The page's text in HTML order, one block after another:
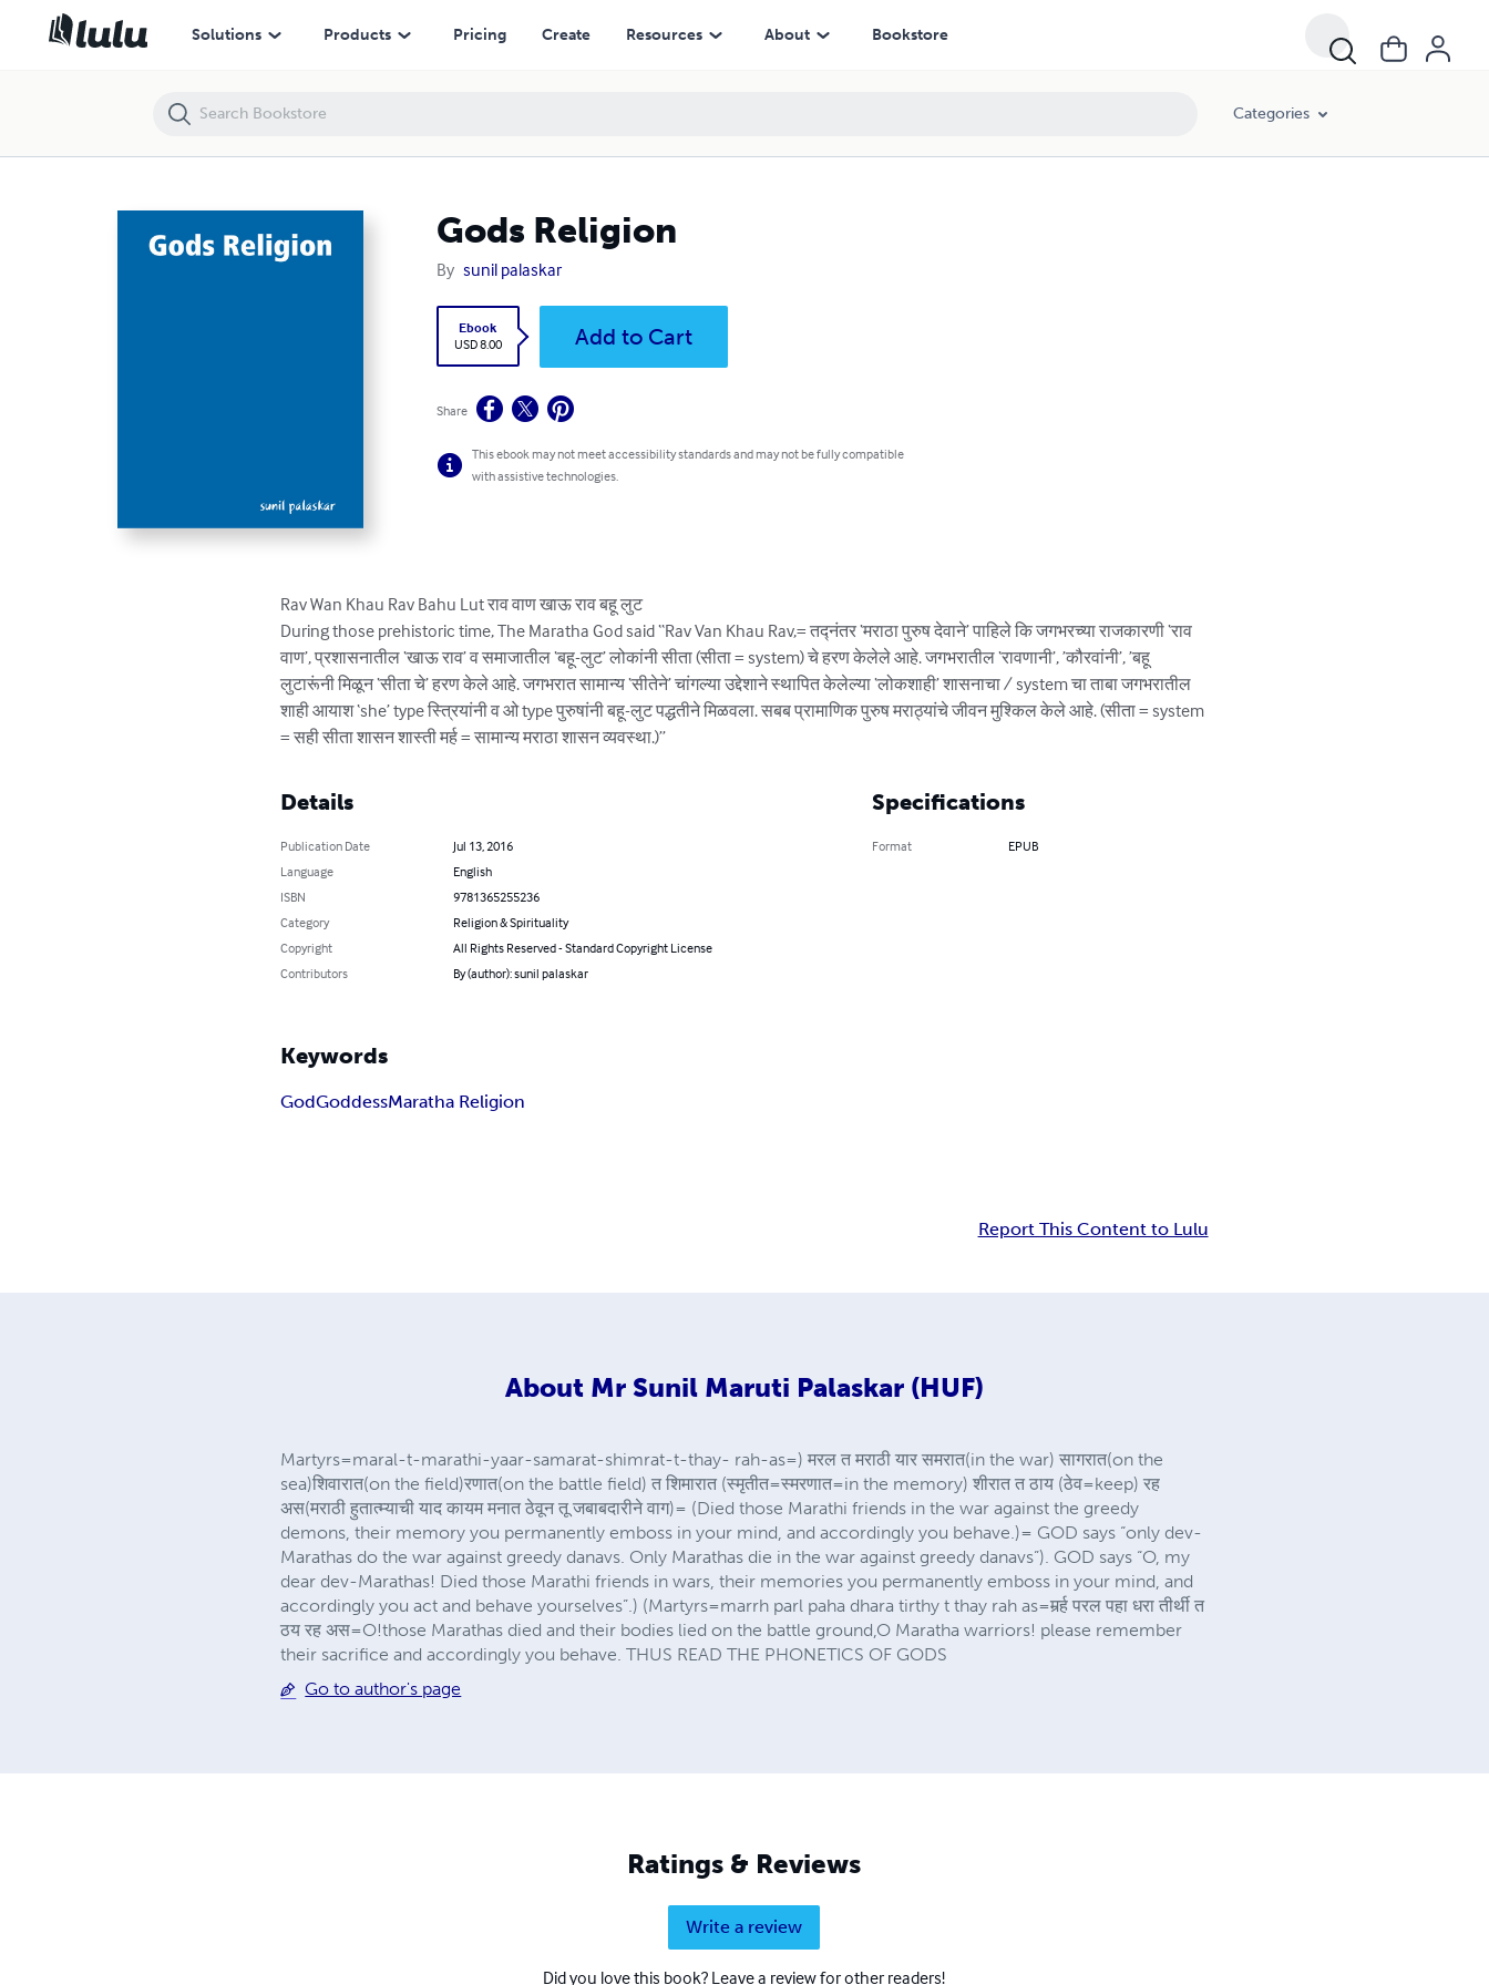
Solutions Products Pricing Create Resources About Bookstore
Categories
Gods Religion
By sunil palaskar
Ebook
USD 8.00
Add to Cart
Share
This ebook may not meet accessibility standards and may not be fully compatible
with assistive technologies.
Rav Wan Khau Rav Bahu Lut राव वाण खाऊ राव बहू लुट
During those prehistoric time, The Maratha God said “Rav Van Khau Rav,= तद्नंतर ‘मराठा पुरुष देवाने’ पाहिले कि जगभरच्या राजकारणी ‘राव
वाण’, प्रशासनातील ‘खाऊ राव’ व समाजातील ‘बहू-लुट’ लोकांनी सीता (सीता = system) चे हरण केलेले आहे. जगभरातील ‘रावणानी’, ’कौरवांनी’, ’बहू
लुटारूंनी मिळून ‘सीता चे’ हरण केले आहे. जगभरात सामान्य ‘सीतेने’ चांगल्या उद्देशाने स्थापित केलेल्या ‘लोकशाही’ शासनाचा / system चा ताबा जगभरातील
शाही आयाश ‘she’ type स्त्रियांनी व ओ type पुरुषांनी बहू-लुट पद्धतीने मिळवला. सबब प्रामाणिक पुरुष मराठ्यांचे जीवन मुश्किल केले आहे. (सीता = system
= सही सीता शासन शास्ती मर्ह = सामान्य मराठा शासन व्यवस्था.)”
Details
Publication Date
Jul 13, 2016
Language
English
ISBN
9781365255236
Category
Religion & Spirituality
Copyright
All Rights Reserved - Standard Copyright License
Contributors
By (author): sunil palaskar
Specifications
Format EPUB
Keywords
GodGoddessMaratha Religion
Report This Content to Lulu
About Mr Sunil Maruti Palaskar (HUF)
Martyrs=maral-t-marathi-yaar-samarat-shimrat-t-thay- rah-as=) मरल त मराठी यार समरात(in the war) सागरात(on the
sea)शिवारात(on the field)रणात(on the battle field) त शिमारात (स्मृतीत=स्मरणात=in the memory) शीरात त ठाय (ठेव=keep) रह
अस(मराठी हुतात्म्याची याद कायम मनात ठेवून तू जबाबदारीने वाग)= (Died those Marathi friends in the war against the greedy
demons, their memory you permanently emboss in your mind, and accordingly you behave.)= GOD says “only dev-
Marathas do the war against greedy danavs. Only Marathas die in the war against greedy danavs”). GOD says “O, my
dear dev-Marathas! Died those Marathi friends in wars, their memories you permanently emboss in your mind, and
accordingly you act and behave yourselves”.) (Martyrs=marrh parl paha dhara tirthy t thay rah as=मर्र्ह परल पहा धरा तीर्थी त
ठय रह अस=O!those Marathas died and their bodies lied on the battle ground,O Maratha warriors! please remember
their sacrifice and accordingly you behave. THUS READ THE PHONETICS OF GODS
Go to author's page
Ratings & Reviews
Write a review
Did you love this book? Leave a review for other readers!
Gods Religion